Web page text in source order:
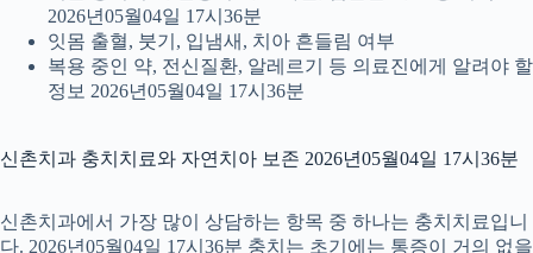
2026년05월04일 17시36분
잇몸 출혈, 붓기, 입냄새, 치아 흔들림 여부
복용 중인 약, 전신질환, 알레르기 등 의료진에게 알려야 할
정보 2026년05월04일 17시36분
신촌치과 충치치료와 자연치아 보존 2026년05월04일 17시36분
신촌치과에서 가장 많이 상담하는 항목 중 하나는 충치치료입니
다. 2026년05월04일 17시36분 충치는 초기에는 통증이 거의 없을